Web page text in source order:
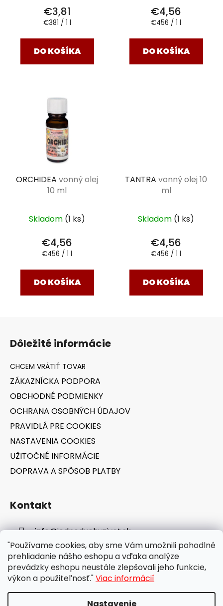
"Používame cookies, aby sme Vám umožnili pohodlné
prehliadanie nášho eshopu a vďaka analýze
prevádzky eshopu neustále zlepšovali jeho funkcie,
výkon a použiteľnosť."Viac informácií
€3,81
Jednotková
€381 / 1 l
DO KOŠÍKA
€4,56
Jednotková
€456 / 1 l
DO KOŠÍKA
ORCHIDEA vonný olej
10 ml
Skladom (1 ks)
€4,56
Jednotková
€456 / 1 l
DO KOŠÍKA
TANTRA vonný olej 10
ml
Skladom (1 ks)
€4,56
Jednotková
€456 / 1 l
DO KOŠÍKA
Dôležité informácie
ZÁKAZNÍCKA PODPORA
OBCHODNÉ PODMIENKY
OCHRANA OSOBNÝCH ÚDAJOV
PRAVIDLÁ PRE COOKIES
NASTAVENIA COOKIES
UŽITOČNÉ INFORMÁCIE
DOPRAVA A SPÔSOB PLATBY
Kontakt
info@jednoduchyzivot.sk
E-shop: 0948 647 767